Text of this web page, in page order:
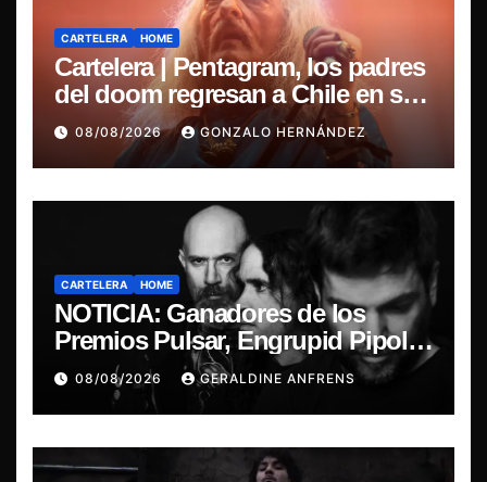
CARTELERA HOME
Cartelera | Pentagram, los padres
del doom regresan a Chile en su
última misa
08/08/2026 GONZALO HERNÁNDEZ
CARTELERA HOME
NOTICIA: Ganadores de los
Premios Pulsar, Engrupid Pipol
presentan show exclusivo.
08/08/2026 GERALDINE ANFRENS